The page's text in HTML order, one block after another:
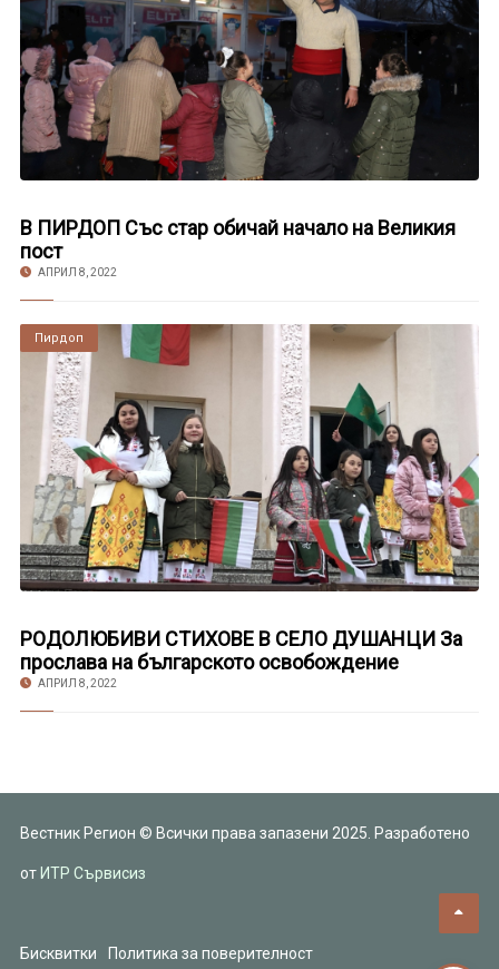
В ПИРДОП Със стар обичай начало на Великия
пост
АПРИЛ 8, 2022
Пирдоп
РОДОЛЮБИВИ СТИХОВЕ В СЕЛО ДУШАНЦИ За
прослава на българското освобождение
АПРИЛ 8, 2022
Вестник Регион © Всички права запазени 2025. Разработено
от ИТР Сървисиз
Бисквитки Политика за поверителност